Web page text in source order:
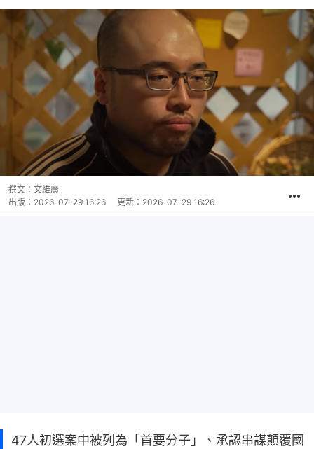
撰文： 文維廣
出版： 2026-07-29 16:26 更新： 2026-07-29 16:26
47人初選案中被列為「首要分子」、承認串謀顛覆國